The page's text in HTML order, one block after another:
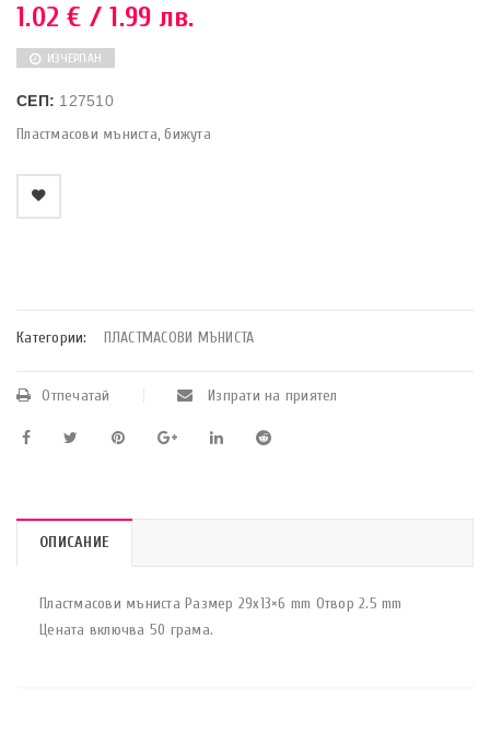
1.02€ / 1.99 лв.
ИЗЧЕРПАН
СЕП: 127510
Пластмасови мъниста, бижута
Категории: ПЛАСТМАСОВИ МЪНИСТА
Отпечатай Изпрати на приятел
ОПИСАНИЕ
Пластмасови мъниста Размер 29х13×6 mm Отвор 2.5 mm
Цената включва 50 грама.